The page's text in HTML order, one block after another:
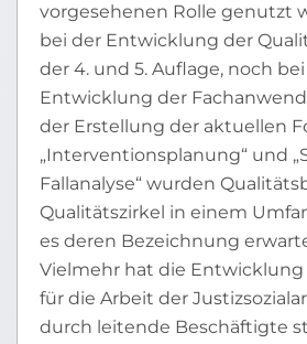
vorgesehenen Rolle genutzt
bei der Entwicklung der
der 4. und 5. Auflage, noch
Entwicklung der
der Erstellung der aktuellen
„Interventionsplanung“ und
Fallanalyse“ wurden
Qualitätszirkel in einem
es deren Bezeichnung
Vielmehr hat die Entwicklung
für die Arbeit der
durch leitende Beschäftigte